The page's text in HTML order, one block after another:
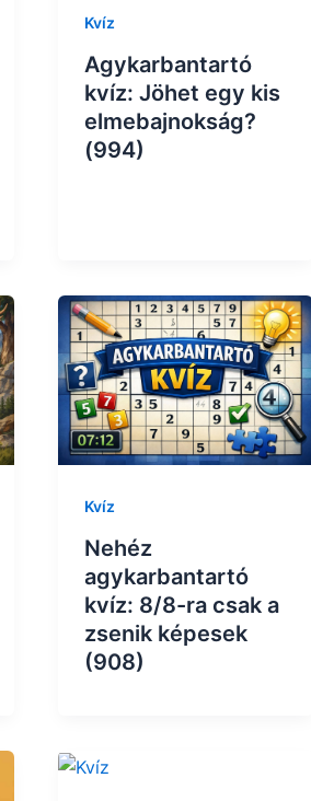
Kvíz
Agykarbantartó
kvíz: Jöhet egy kis
elmebajnokság?
(994)
Kvíz
Nehéz
agykarbantartó
kvíz: 8/8-ra csak a
zsenik képesek
(908)